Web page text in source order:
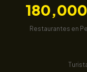
y Hoteles
Completa
Restaurantes en